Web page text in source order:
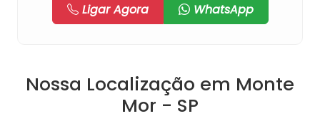
Ligar Agora
WhatsApp
Nossa Localização em Monte
Mor - SP